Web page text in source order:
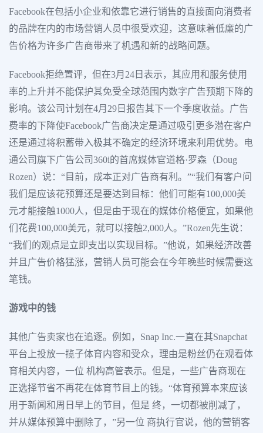
Facebook在包括小企业和依靠它进行销售的直接面向消费者
的品牌在内的市场营销人员中很受欢迎，这意味着低廉的广
告价格为许多广告商带来了机遇和新的战略问题。
Facebook拒绝置评，但在3月24日表示，其应用和服务使用
率的上升并不能保护其免受全球范围内数字广告预期下降的
影响。该公司计划在4月29日报告其下一个季度收益。广告
费率的下降使Facebook广告商决定是通过吸引更多潜在客户
还是通过将积蓄带入极其不确定的经济环境来利用优势。电
通公司旗下广告公司360i的首席媒体官道格·罗森（Doug
Rozen）说：“目前，成本正对广告商有利。”“我们有客户问
我们是应该花预算还是要达到目标：他们可能有100,000美
元才能接触1000人，但是由于现在的媒体价格便宜，如果他
们花费100,000美元，就可以接触2,000人。”Rozen先生说：
“我们的观点是立即支出以实现目标。”他说，如果经济改善
并且广告价格猛涨，营销人员可能会在今年晚些时候需要这
笔钱。
游戏中的钱
其他广告卖家也在追逐。例如，Snap Inc.一直在其Snapchat
平台上投放一揽子体育内容和受众，理由是粉丝仍在观看体
育相关内容，一位 机构高管表示。但是，一些广告商现在
正选择节省不再花在体育节目上的钱。“体育预算本来应该
用于新闻和周日早上的节目，但是 终，一切都被削减了，
并从媒体预算中删除了，”另一位 商执行官说，他的营销客